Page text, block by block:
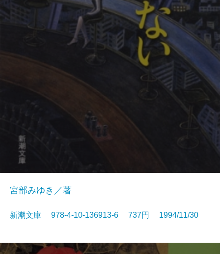
宮部みゆき／著
新潮文庫 978-4-10-136913-6 737円 1994/11/30